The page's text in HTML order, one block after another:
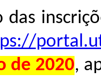
das
de 2020,